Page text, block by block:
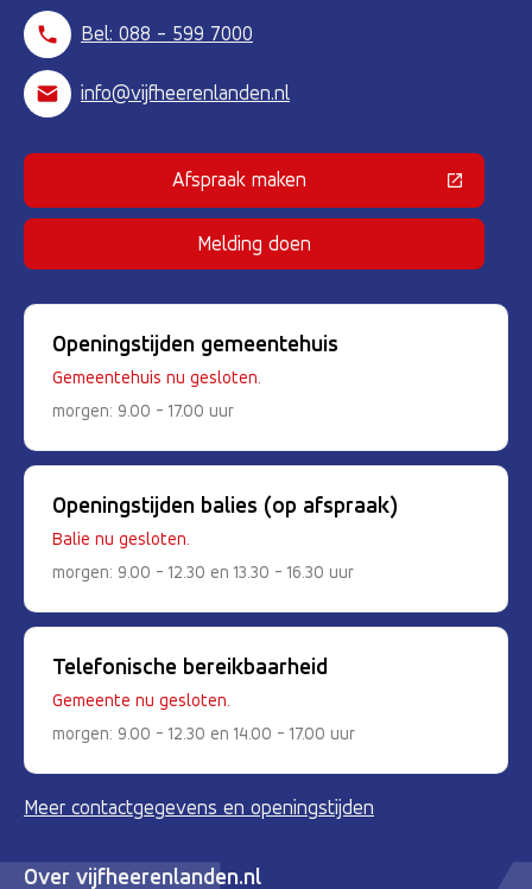
Bel: 088 - 599 7000
info@vijfheerenlanden.nl
Afspraak maken(Deze link gaat naar een externe
Melding doen
Openingstijden gemeentehuis
Gemeentehuis nu gesloten.
morgen: 9.00 - 17.00 uur
Openingstijden balies (op afspraak)
Balie nu gesloten.
morgen: 9.00 - 12.30 en 13.30 - 16.30 uur
Telefonische bereikbaarheid
Gemeente nu gesloten.
morgen: 9.00 - 12.30 en 14.00 - 17.00 uur
Meer contactgegevens en openingstijden
Over vijfheerenlanden.nl